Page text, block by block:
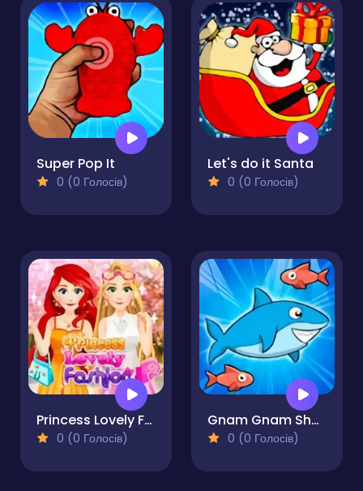
Super Pop It
0 (0 Голосів)
Let's do it Santa
0 (0 Голосів)
Princess Lovely Fashion
0 (0 Голосів)
Gnam Gnam Shark
0 (0 Голосів)